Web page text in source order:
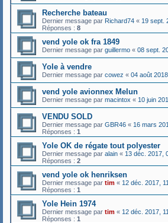
Recherche bateau
Dernier message par Richard74 « 19 sept.
Réponses : 8
vend yole ok fra 1849
Dernier message par guillermo « 08 sept.
Yole à vendre
Dernier message par cowez « 04 août
vend yole avionnex Melun
Dernier message par macintox « 10 juin
VENDU SOLD
Dernier message par GBR46 « 16 mars
Réponses : 1
Yole OK de régate tout polyester
Dernier message par alain « 13 déc. 2017,
Réponses : 2
vend yole ok henriksen
Dernier message par tim « 12 déc. 2017,
Réponses : 1
Yole Hein 1974
Dernier message par tim « 12 déc. 2017,
Réponses : 1